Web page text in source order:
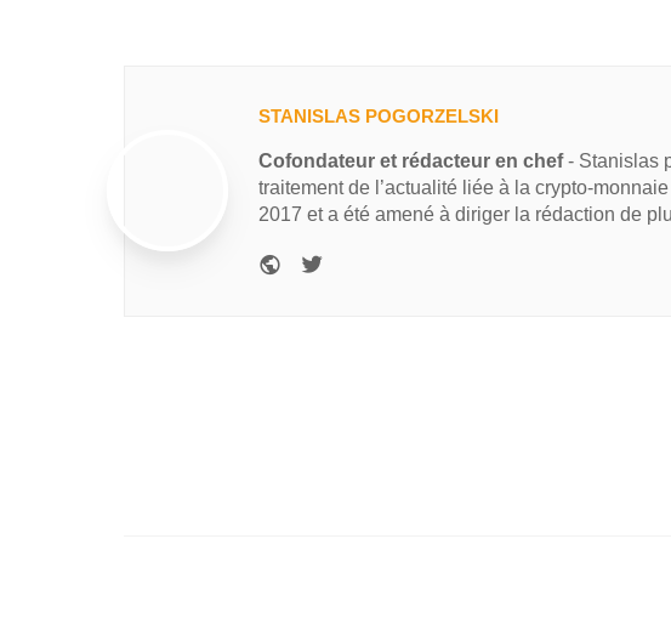
STANISLAS POGORZELSKI
Cofondateur et rédacteur en chef- Stanislas
traitement de l’actualité liée à la crypto-
2017 et a été amené à diriger la rédaction de